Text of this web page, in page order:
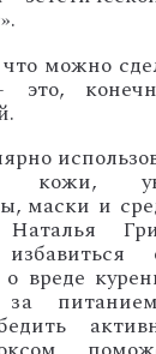
можно
кожи,
маски и
вреде
за